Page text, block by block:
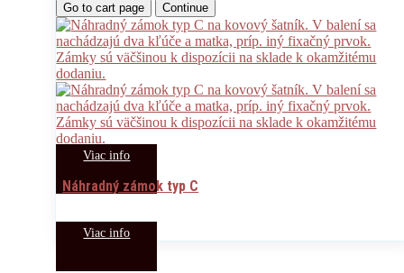
Go to cart page Continue
Viac info
Náhradný zámok typ C
Viac info